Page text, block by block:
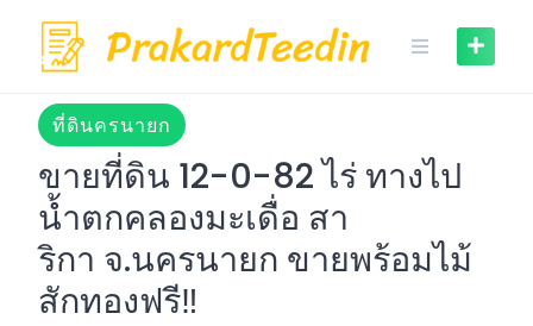
content
ที่ดินครนายก
ขายที่ดิน 12-0-82 ไร่ ทางไป
น้ำตกคลองมะเดื่อ สา
ริกา จ.นครนายก ขายพร้อมไม้
สักทองฟรี‼